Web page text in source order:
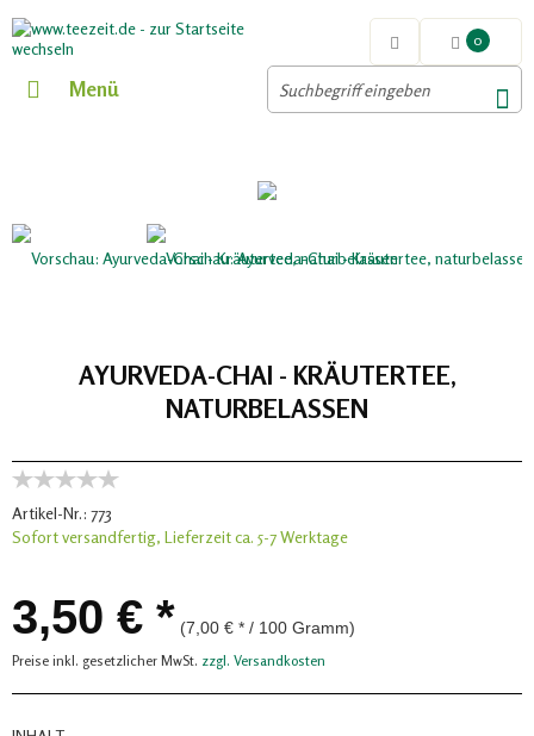
0
Menü
AYURVEDA-CHAI - KRÄUTERTEE,
NATURBELASSEN
Artikel-Nr.: 773
Sofort versandfertig, Lieferzeit ca. 5-7 Werktage
3,50 € * (7,00 € * / 100 Gramm)
Preise inkl. gesetzlicher MwSt. zzgl. Versandkosten